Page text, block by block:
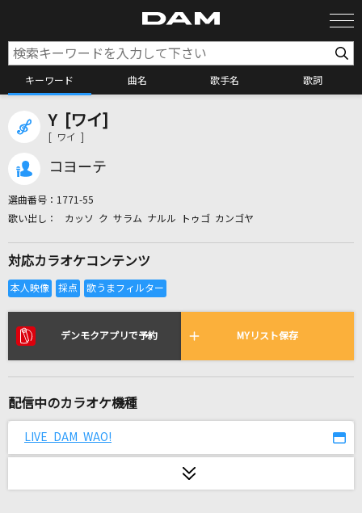
キーワード 曲名 歌手名 歌詞
全国りれき
リアルタイムで歌われている曲の一覧
雨とカプチーノ
爆裂愛してる
Y [ワイ]
[ ワイ ]
コヨーテ
選曲番号： 1771-55
カッソ ク サラム ナルル トゥゴ カンゴヤ
対応カラオケコンテンツ
デンモクアプリで予約 MYリスト保存
配信中のカラオケ機種
LIVE DAM WAO!